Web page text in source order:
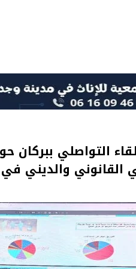
التواصلي
القانوني والديني